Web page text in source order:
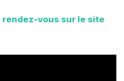
rendez-vous sur le site